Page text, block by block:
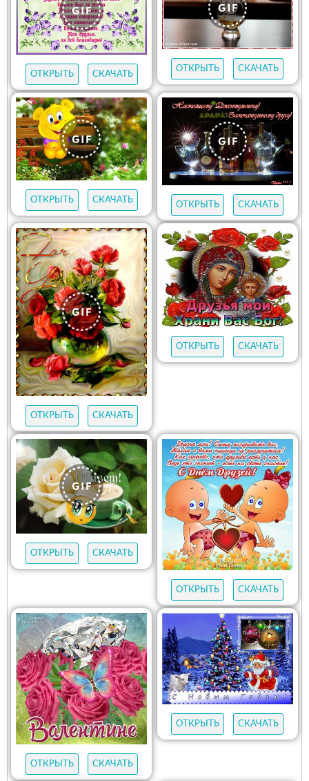
ОТКРЫТЬ СКАЧАТЬ
ОТКРЫТЬ СКАЧАТЬ
ОТКРЫТЬ СКАЧАТЬ ОТКРЫТЬ СКАЧАТЬ
ОТКРЫТЬ СКАЧАТЬ
ОТКРЫТЬ СКАЧАТЬ
ОТКРЫТЬ СКАЧАТЬ
ОТКРЫТЬ СКАЧАТЬ
ОТКРЫТЬ СКАЧАТЬ
ОТКРЫТЬ СКАЧАТЬ